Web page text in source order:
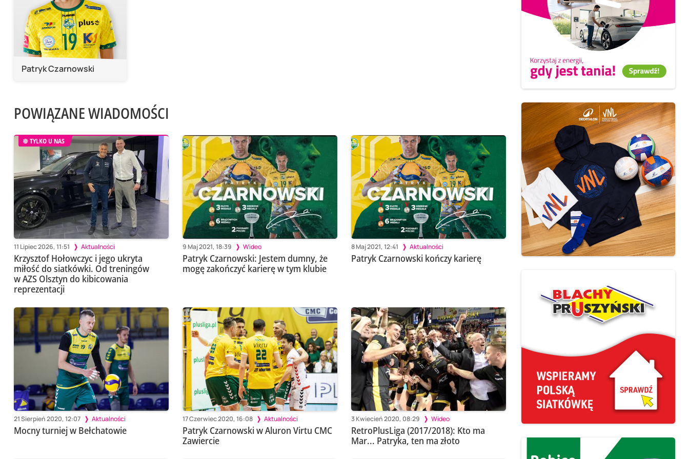
Patryk Czarnowski
POWIĄZANE WIADOMOŚCI
TYLKO U NAS
11 Lipiec 2026, 11:51 Aktualności
Krzysztof Hołowczyc i jego ukryta
miłość do siatkówki. Od treningów
w AZS Olsztyn do kibicowania
reprezentacji
9 Maj 2021, 18:39 Wideo
Patryk Czarnowski: Jestem dumny, że
mogę zakończyć karierę w tym klubie
8 Maj 2021, 12:41 Aktualności
Patryk Czarnowski kończy karierę
21 Sierpień 2020, 12:07 Aktualności
Mocny turniej w Bełchatowie
17 Czerwiec 2020, 16:08 Aktualności
Patryk Czarnowski w Aluron Virtu CMC
Zawiercie
3 Kwiecień 2020, 08:29 Wideo
RetroPlusLiga (2017/2018): Kto ma
Mar... Patryka, ten ma złoto